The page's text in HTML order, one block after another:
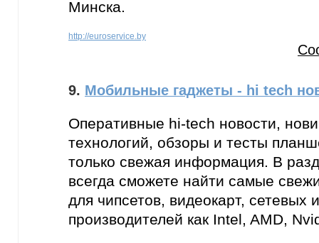
Минска.
http://euroservice.by
9. Мобильные гаджеты - hi tech
Оперативные hi-tech новости,
технологий, обзоры и тесты
только свежая информация. В
всегда сможете найти самые
для чипсетов, видеокарт, сетевых
производителей как Intel, AMD,